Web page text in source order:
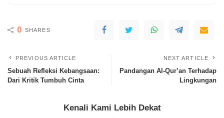
0 SHARES
PREVIOUS ARTICLE
Sebuah Refleksi Kebangsaan:
Dari Kritik Tumbuh Cinta
NEXT ARTICLE
Pandangan Al-Qur’an Terhadap
Lingkungan
Kenali Kami Lebih Dekat